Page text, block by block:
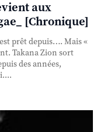
aux
[Chronique]
prêt depuis…. Mais «
Takana Zion sort
des années,